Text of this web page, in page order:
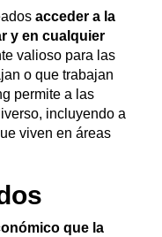
acceder a la
y en cualquier
valioso para las
o que trabajan
permite a las
incluyendo a
viven en áreas
que la